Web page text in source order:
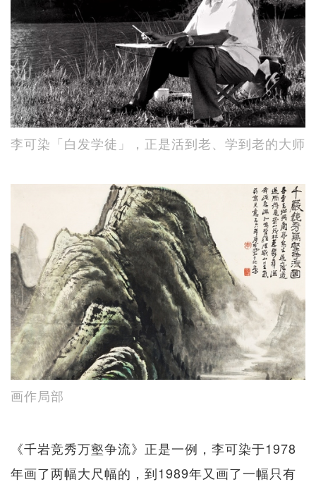
李可染「白发学徒」，正是活到老、学到老的大师
画作局部
《千岩竞秀万壑争流》正是一例，李可染于1978
年画了两幅大尺幅的，到1989年又画了一幅只有